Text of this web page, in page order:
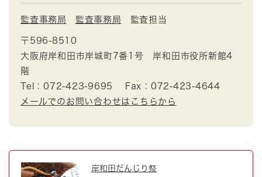
監査事務局 監査事務局 監査担当
〒596-8510
大阪府岸和田市岸城町7番1号 岸和田市役所新館4
階
Tel：072-423-9695
Fax：072-423-4644
メールでのお問い合わせはこちらから
岸和田だんじり祭